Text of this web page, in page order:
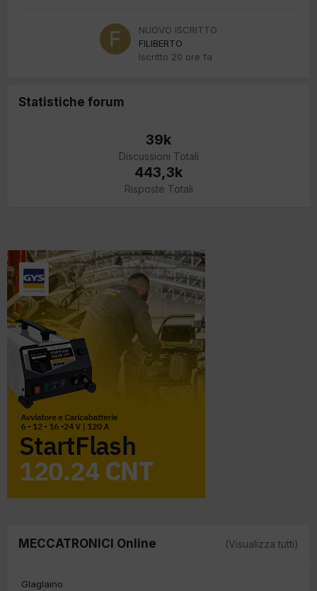
NUOVO ISCRITTO
FILIBERTO
Iscritto 20 ore fa
Statistiche forum
39k
Discussioni Totali
443,3k
Risposte Totali
MECCATRONICI Online (Visualizza tutti)
Glaglaino